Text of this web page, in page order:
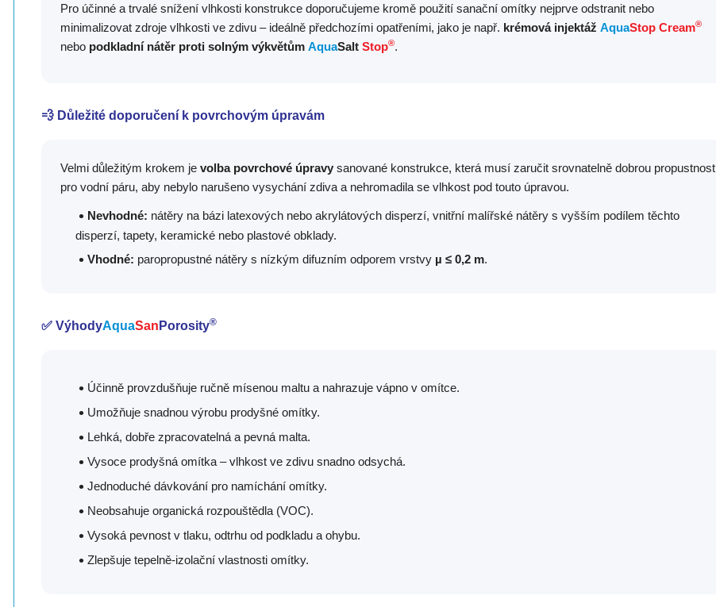
Pro účinné a trvalé snížení vlhkosti konstrukce doporučujeme kromě použití sanační omítky nejprve odstranit nebo
minimalizovat zdroje vlhkosti ve zdivu – ideálně předchozími opatřeními, jako je např. krémová injektáž AquaStop Cream®
nebo podkladní nátěr proti solným výkvětům AquaSalt Stop®.
💨 Důležité doporučení k povrchovým úpravám
Velmi důležitým krokem je volba povrchové úpravy sanované konstrukce, která musí zaručit srovnatelně dobrou propustnost
pro vodní páru, aby nebylo narušeno vysychání zdiva a nehromadila se vlhkost pod touto úpravou.
Nevhodné: nátěry na bázi latexových nebo akrylátových disperzí, vnitřní malířské nátěry s vyšším podílem těchto
disperzí, tapety, keramické nebo plastové obklady.
Vhodné: paropropustné nátěry s nízkým difuzním odporem vrstvy µ ≤ 0,2 m.
✅ VýhodyAquaSan Porosity®
Účinně provzdušňuje ručně mísenou maltu a nahrazuje vápno v omítce.
Umožňuje snadnou výrobu prodyšné omítky.
Lehká, dobře zpracovatelná a pevná malta.
Vysoce prodyšná omítka – vlhkost ve zdivu snadno odsychá.
Jednoduché dávkování pro namíchání omítky.
Neobsahuje organická rozpouštědla (VOC).
Vysoká pevnost v tlaku, odtrhu od podkladu a ohybu.
Zlepšuje tepelně-izolační vlastnosti omítky.